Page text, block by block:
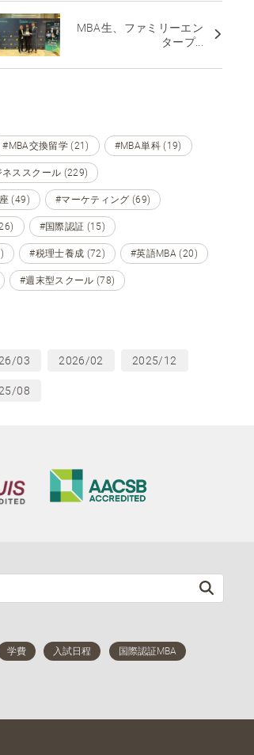
MBA生、ファミリーエン
タープ...
#MBA交換留学 (21) #MBA単科 (19)
ネススクール (229)
(49) #マーケティング (69)
#国際認証 (15)
#税理士養成 (72) #英語MBA (20)
#週末型スクール (78)
03 2026/02 2025/12
08